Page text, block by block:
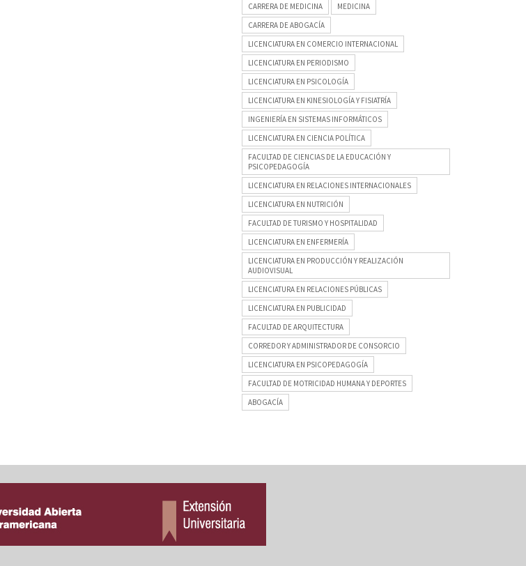
CARRERA DE MEDICINA
MEDICINA
CARRERA DE ABOGACÍA
LICENCIATURA EN COMERCIO INTERNACIONAL
LICENCIATURA EN PERIODISMO
LICENCIATURA EN PSICOLOGÍA
LICENCIATURA EN KINESIOLOGÍA Y FISIATRÍA
INGENIERÍA EN SISTEMAS INFORMÁTICOS
LICENCIATURA EN CIENCIA POLÍTICA
FACULTAD DE CIENCIAS DE LA EDUCACIÓN Y
PSICOPEDAGOGÍA
LICENCIATURA EN RELACIONES INTERNACIONALES
LICENCIATURA EN NUTRICIÓN
FACULTAD DE TURISMO Y HOSPITALIDAD
LICENCIATURA EN ENFERMERÍA
LICENCIATURA EN PRODUCCIÓN Y REALIZACIÓN
AUDIOVISUAL
LICENCIATURA EN RELACIONES PÚBLICAS
LICENCIATURA EN PUBLICIDAD
FACULTAD DE ARQUITECTURA
CORREDOR Y ADMINISTRADOR DE CONSORCIO
LICENCIATURA EN PSICOPEDAGOGÍA
FACULTAD DE MOTRICIDAD HUMANA Y DEPORTES
ABOGACÍA